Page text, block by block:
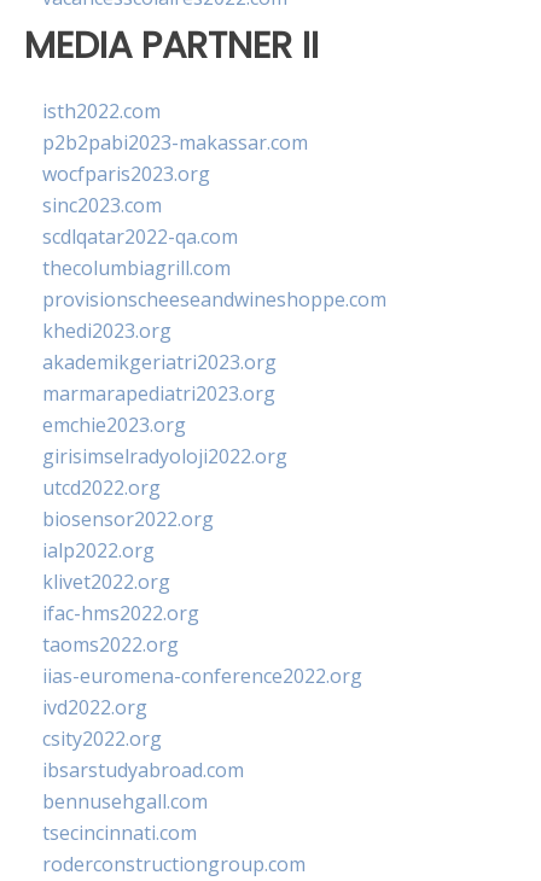
MEDIA PARTNER II
isth2022.com
p2b2pabi2023-makassar.com
wocfparis2023.org
sinc2023.com
scdlqatar2022-qa.com
thecolumbiagrill.com
provisionscheeseandwineshoppe.com
khedi2023.org
akademikgeriatri2023.org
marmarapediatri2023.org
emchie2023.org
girisimselradyoloji2022.org
utcd2022.org
biosensor2022.org
ialp2022.org
klivet2022.org
ifac-hms2022.org
taoms2022.org
iias-euromena-conference2022.org
ivd2022.org
csity2022.org
ibsarstudyabroad.com
bennusehgall.com
tsecincinnati.com
roderconstructiongroup.com